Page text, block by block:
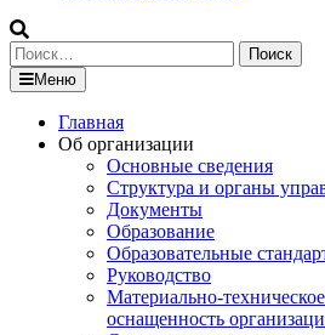
Найти:
Меню
Главная
Об организации
Основные сведения
Структура и органы
Документы
Образование
Образовательные
Руководство
Материально-
оснащенность